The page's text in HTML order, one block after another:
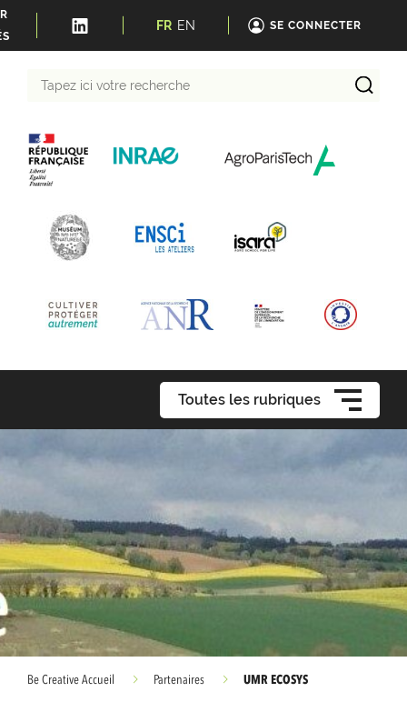
FR EN SE CONNECTER
Toutes les rubriques
Be Creative Accueil Partenaires UMR ECOSYS